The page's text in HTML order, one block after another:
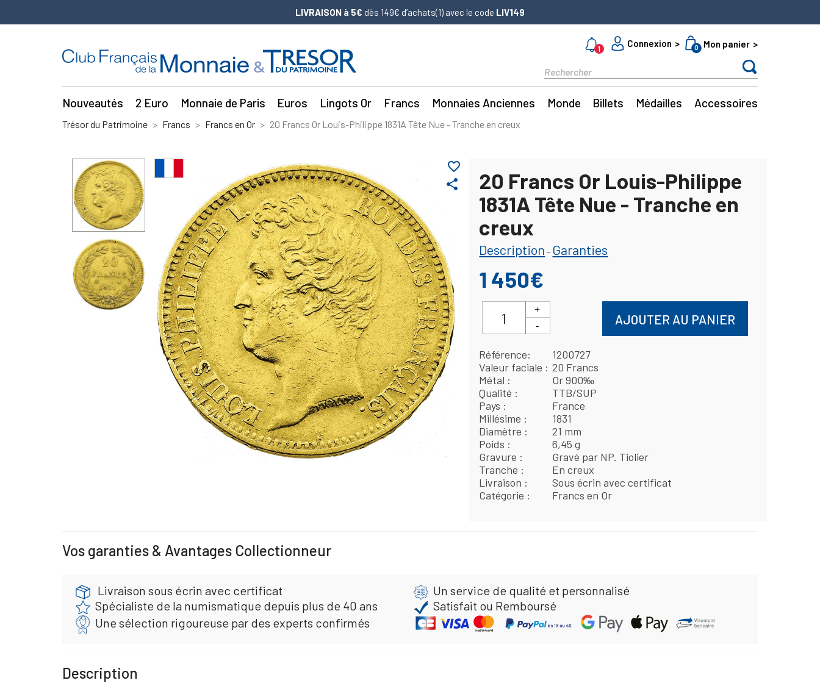
LIVRAISON à 5€ dès 149€ d’achats(1) avec le code LIV149
1
Connexion 0 Mon panier
Nouveautés 2 Euro Monnaie de Paris Euros Lingots Or Francs Monnaies Anciennes Monde Billets Médailles Accessoires
Trésor du Patrimoine Francs Francs en Or 20 Francs Or Louis-Philippe 1831A Tête Nue - Tranche en creux
share
favorite_border
20 Francs Or Louis-Philippe
1831A Tête Nue - Tranche en
creux
Description - Garanties
1 450€
AJOUTER AU PANIER
Référence
1200727
Valeur faciale
20 Francs
Métal
Or 900‰
Qualité
TTB/SUP
Pays
France
Millésime
1831
Diamètre
21 mm
Poids
6,45 g
Gravure
Gravé par NP. Tiolier
Tranche
En creux
Livraison
Sous écrin avec certificat
Catégorie
Francs en Or
Vos garanties & Avantages Collectionneur
Livraison sous écrin avec certificat
Un service de qualité et personnalisé
Spécialiste de la numismatique depuis plus de 40 ans
Satisfait ou Remboursé
Une sélection rigoureuse par des experts confirmés
Description